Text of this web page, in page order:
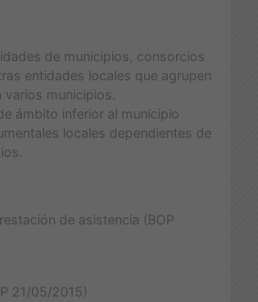
de municipios, consorcios
entidades locales que agrupen
varios municipios.
ámbito inferior al municipio
locales dependientes de
de asistencia (BOP
21/05/2015)